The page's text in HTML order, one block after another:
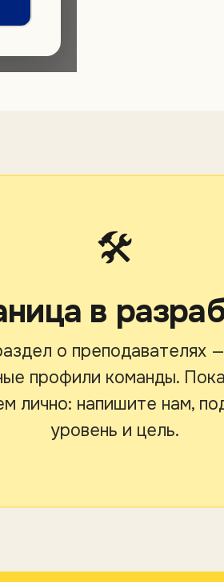
🛠
в
о преподавателях
профили команды.
лично: напишите нам,
уровень и цель.